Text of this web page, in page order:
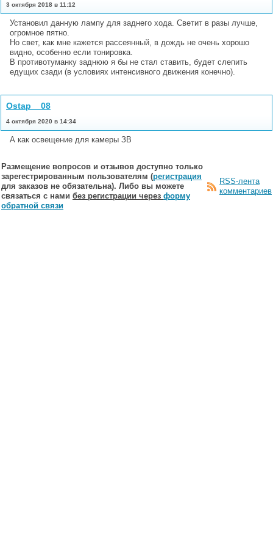
3 октября 2018 в 11:12
Установил данную лампу для заднего хода. Светит в разы лучше,
огромное пятно.
Но свет, как мне кажется рассеянный, в дождь не очень хорошо
видно, особенно если тонировка.
В противотуманку заднюю я бы не стал ставить, будет слепить
едущих сзади (в условиях интенсивного движения конечно).
Ostap__08
4 октября 2020 в 14:34
А как освещение для камеры ЗВ
Размещение вопросов и отзывов доступно только
зарегестрированным пользователям (регистрация
для заказов не обязательна). Либо вы можете
связаться с нами без регистрации через форму
обратной связи
RSS-лента
комментариев